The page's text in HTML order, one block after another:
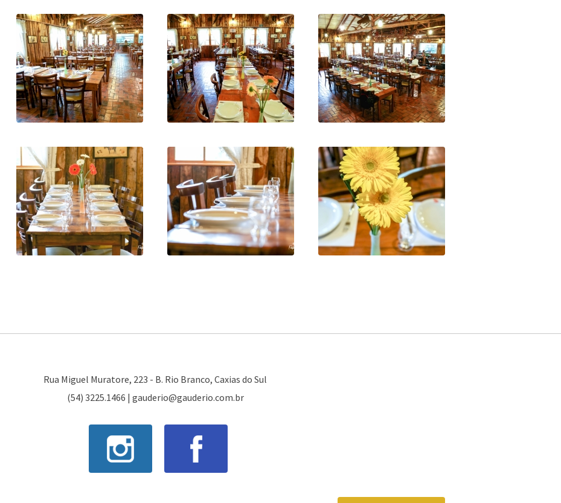
Rua Miguel Muratore, 223 - B. Rio Branco, Caxias do Sul
(54) 3225.1466 | gauderio@gauderio.com.br